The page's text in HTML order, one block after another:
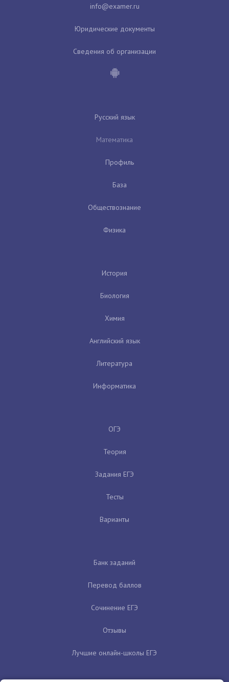
Юридические документы
Сведения об организации
Русский язык
Математика
Профиль
База
Обществознание
Физика
История
Биология
Химия
Английский язык
Литература
Информатика
ОГЭ
Теория
Задания ЕГЭ
Тесты
Варианты
Банк заданий
Перевод баллов
Сочинение ЕГЭ
Отзывы
Лучшие онлайн-школы ЕГЭ